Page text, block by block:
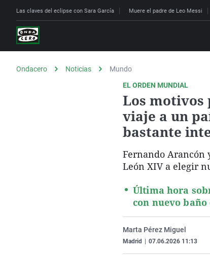
Las claves del eclipse con Sara García Muere el padre de Leo Messi
Ondacero Noticias
Mundo
EL ORDEN MUNDIAL
Los motivos
viaje a un
bastante
Fernando Arancón
León XIV a elegir
Última hora
con nuevo baño
Marta Pérez Miguel
Madrid 07.06.2026 11:13